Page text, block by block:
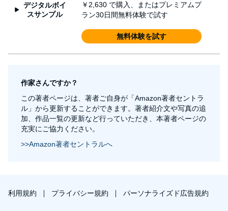
デジタルボイ
スサンプル
￥2,630 で購入、またはプレミアムプ
ラン30日間無料体験で試す
無料体験を試す
作家さんですか？
この著者ページは、著者ご自身が「Amazon著者セントラ
ル」から更新することができます。著者紹介文や写真の追
加、作品一覧の更新など行っていただき、本著者ページの
充実にご協力ください。
>>Amazon著者セントラルへ
利用規約 プライバシー規約 パーソナライズド広告規約